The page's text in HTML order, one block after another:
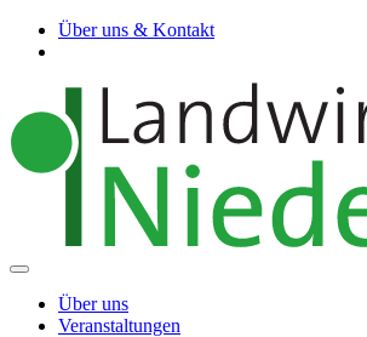
Über uns & Kontakt
Über uns
Veranstaltungen